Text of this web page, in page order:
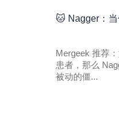
🐱 Nagger：
Mergeek 推荐
患者，那么
被动的僵...